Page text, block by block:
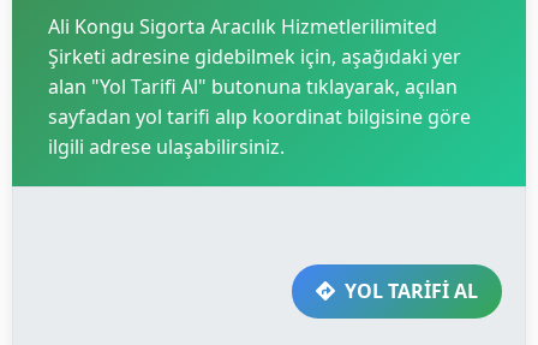
Ali Kongu Sigorta Aracılık Hizmetlerilimited
Şirketi adresine gidebilmek için, aşağıdaki yer
alan "Yol Tarifi Al" butonuna tıklayarak, açılan
sayfadan yol tarifi alıp koordinat bilgisine göre
ilgili adrese ulaşabilirsiniz.
YOL TARİFİ AL